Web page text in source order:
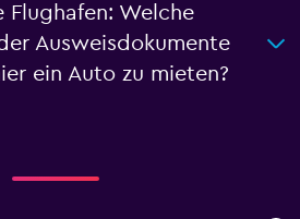
Flughafen: Welche
Ausweisdokumente
ein Auto zu mieten?